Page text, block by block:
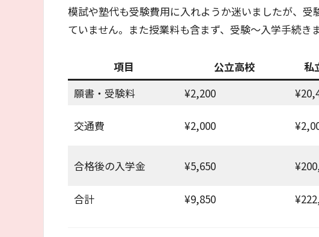
模試や塾代も受験費用に入れようか迷いましたが、
ていません。また授業料も含まず、受験～入学手続き
項目 公立高校 私
願書・受験料
¥2,200
交通費 ¥2,000
合格後の入学金 ¥5,650
合計
¥9,850